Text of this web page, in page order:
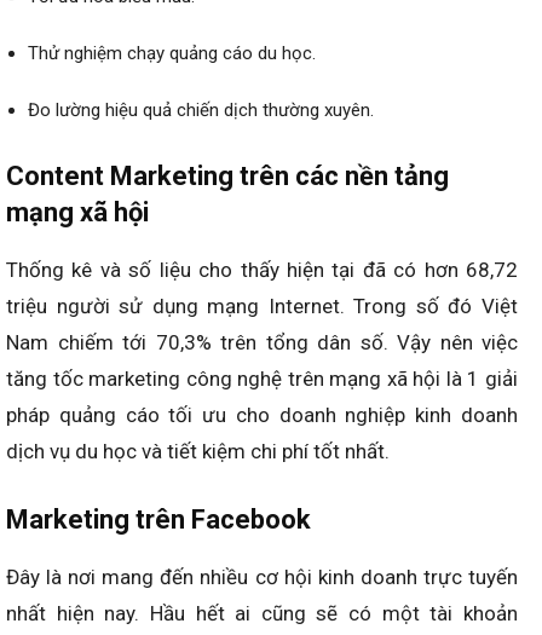
Thử nghiệm chạy quảng cáo du học.
Đo lường hiệu quả chiến dịch thường xuyên.
Content Marketing trên các nền tảng
mạng xã hội
Thống kê và số liệu cho thấy hiện tại đã có hơn 68,72
triệu người sử dụng mạng Internet. Trong số đó Việt
Nam chiếm tới 70,3% trên tổng dân số. Vậy nên việc
tăng tốc marketing công nghệ trên mạng xã hội là 1 giải
pháp quảng cáo tối ưu cho doanh nghiệp kinh doanh
dịch vụ du học và tiết kiệm chi phí tốt nhất.
Marketing trên Facebook
Đây là nơi mang đến nhiều cơ hội kinh doanh trực tuyến
nhất hiện nay. Hầu hết ai cũng sẽ có một tài khoản